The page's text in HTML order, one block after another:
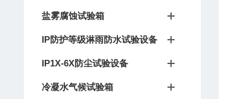
盐雾腐蚀试验箱
IP防护等级淋雨防水试验设备
IP1X-6X防尘试验设备
冷凝水气候试验箱